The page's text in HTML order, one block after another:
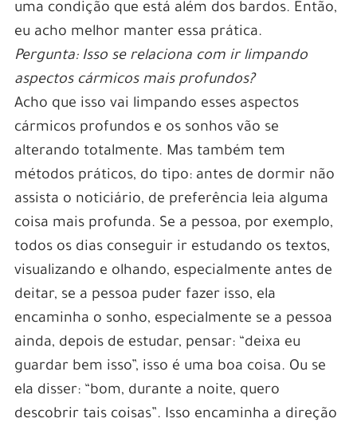
uma condição que está além dos bardos. Então,
eu acho melhor manter essa prática.
Pergunta: Isso se relaciona com ir limpando
aspectos cármicos mais profundos?
Acho que isso vai limpando esses aspectos
cármicos profundos e os sonhos vão se
alterando totalmente. Mas também tem
métodos práticos, do tipo: antes de dormir não
assista o noticiário, de preferência leia alguma
coisa mais profunda. Se a pessoa, por exemplo,
todos os dias conseguir ir estudando os textos,
visualizando e olhando, especialmente antes de
deitar, se a pessoa puder fazer isso, ela
encaminha o sonho, especialmente se a pessoa
ainda, depois de estudar, pensar: “deixa eu
guardar bem isso”, isso é uma boa coisa. Ou se
ela disser: “bom, durante a noite, quero
descobrir tais coisas”. Isso encaminha a direção